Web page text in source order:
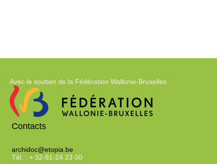
Avec le soutien de la Fédération Wallonie-Bruxelles
Contacts
archidoc@etopia.be
Tél. : + 32-81-24 23 00